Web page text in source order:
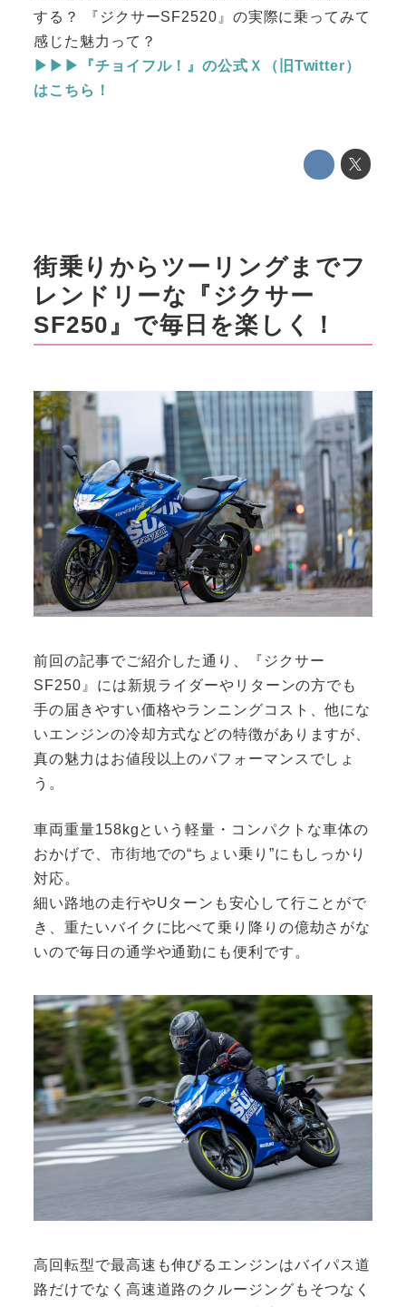
する？ 『ジクサーSF2520』の実際に乗ってみて
感じた魅力って？
▶▶▶『チョイフル！』の公式Ｘ（旧Twitter）
はこちら！
街乗りからツーリングまでフ
レンドリーな『ジクサー
SF250』で毎日を楽しく！
前回の記事でご紹介した通り、『ジクサー
SF250』には新規ライダーやリターンの方でも
手の届きやすい価格やランニングコスト、他にな
いエンジンの冷却方式などの特徴がありますが、
真の魅力はお値段以上のパフォーマンスでしょ
う。
車両重量158kgという軽量・コンパクトな車体の
おかげで、市街地での“ちょい乗り”にもしっかり
対応。
細い路地の走行やUターンも安心して行ことがで
き、重たいバイクに比べて乗り降りの億劫さがな
いので毎日の通学や通勤にも便利です。
高回転型で最高速も伸びるエンジンはバイパス道
路だけでなく高速道路のクルージングもそつなく